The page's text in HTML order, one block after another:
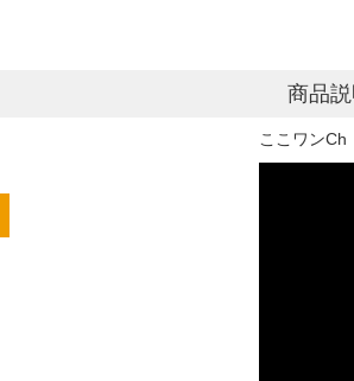
商品説
ここワン